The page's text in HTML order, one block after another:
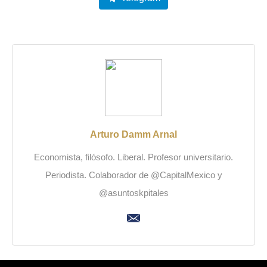
Arturo Damm Arnal
Economista, filósofo. Liberal. Profesor universitario.
Periodista. Colaborador de @CapitalMexico y
@asuntoskpitales